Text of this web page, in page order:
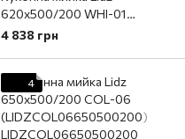
620x500/200 WHI-01
(LIDZWHI01615500200)
4 838 грн
4